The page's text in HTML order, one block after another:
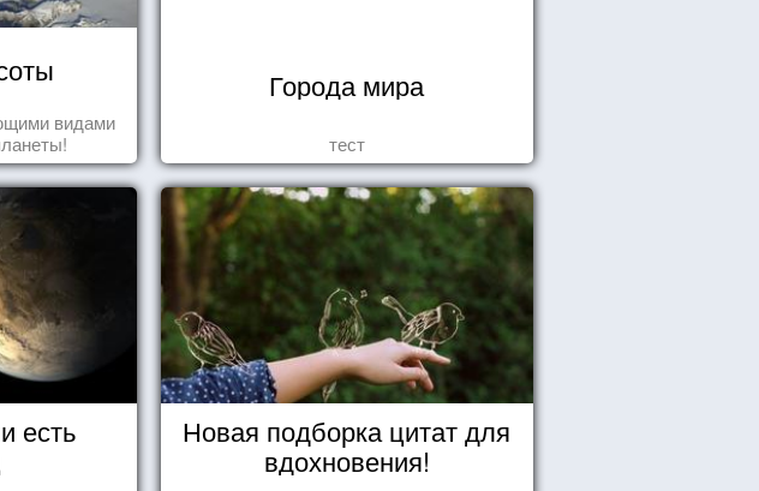
видами
Города мира
тест
есть
Новая подборка цитат для
вдохновения!